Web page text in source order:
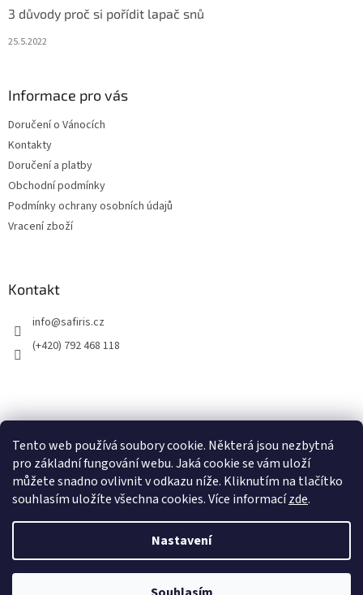
Tento web používá soubory cookie. Některá jsou nezbytná
pro základní fungování webu. Jaká cookie se vám uloží
můžete snadno ovlivnit v odkazu níže. Kliknutím na tlačítko
souhlasím uložíte všechna cookies. Více informacízde.
Nastavení
3 důvody proč si pořídit lapač snů
25.5.2022
Informace pro vás
Doručení o Vánocích
Kontakty
Doručení a platby
Obchodní podmínky
Podmínky ochrany osobních údajů
Vracení zboží
Kontakt
info@safiris.cz
(+420) 792 468 118
Vytvořil Shoptet